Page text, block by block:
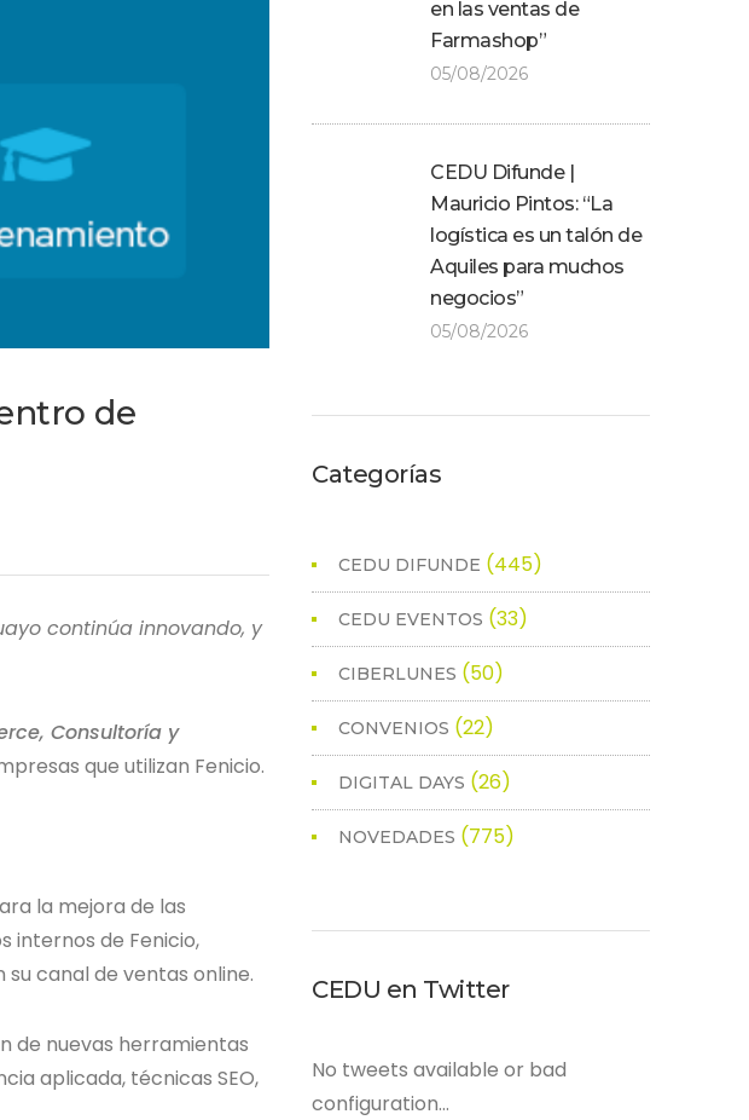
de
continúa innovando, y
Consultoría y
que utilizan Fenicio.
la mejora de las
internos de Fenicio,
canal de ventas online.
de nuevas herramientas
aplicada, técnicas SEO,
en las ventas de
Farmashop”
05/08/2026
CEDU Difunde |
Mauricio Pintos: “La
logística es un talón de
Aquiles para muchos
negocios”
05/08/2026
Categorías
CEDU DIFUNDE (445)
CEDU EVENTOS (33)
CIBERLUNES (50)
CONVENIOS (22)
DIGITAL DAYS (26)
NOVEDADES (775)
CEDU en Twitter
No tweets available or bad
configuration...